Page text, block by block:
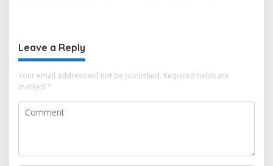
Leave a Reply
Your email address will not be published. Required fields are
marked *